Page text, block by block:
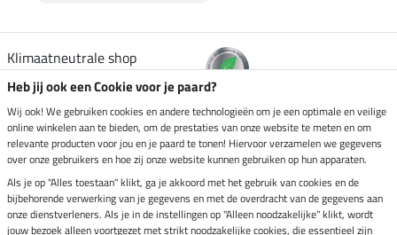
Klimaatneutrale shop
Verzending per
Veilig betalen met
Heb jij ook een Cookie voor je paard?
Wij ook! We gebruiken cookies en andere technologieën om je een optimale en veilige
online winkelen aan te bieden, om de prestaties van onze website te meten en om
relevante producten voor jou en je paard te tonen! Hiervoor verzamelen we gegevens
over onze gebruikers en hoe zij onze website kunnen gebruiken op hun apparaten.
Als je op "Alles toestaan" klikt, ga je akkoord met het gebruik van cookies en de
bijbehorende verwerking van je gegevens en met de overdracht van de gegevens aan
onze dienstverleners. Als je in de instellingen op "Alleen noodzakelijke" klikt, wordt
jouw bezoek alleen voortgezet met strikt noodzakelijke cookies, die essentieel zijn